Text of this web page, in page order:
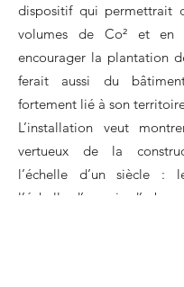
dispositif qui permettrait
volumes de Co² et en
encourager la plantation
ferait aussi du
fortement lié à son
L’installation veut
vertueux de la
l’échelle d’un siècle :
l’échelle d’une vie d’arbre,